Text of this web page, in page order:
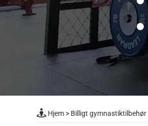
Hjem> Billigt gymnastiktilbehør